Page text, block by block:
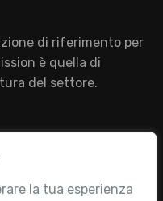
la tua esperienza
di riferimento per
è quella di
del settore.